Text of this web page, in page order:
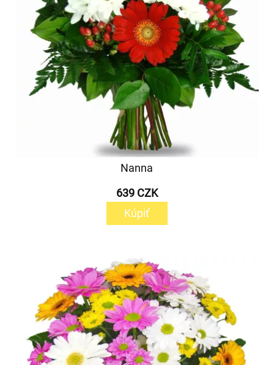
Nanna
639 CZK
Kúpiť